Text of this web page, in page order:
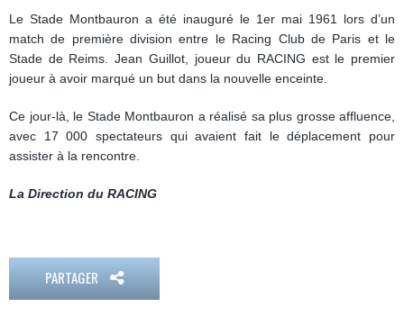
Le Stade Montbauron a été inauguré le 1er mai 1961 lors d’un
match de première division entre le Racing Club de Paris et le
Stade de Reims. Jean Guillot, joueur du RACING est le premier
joueur à avoir marqué un but dans la nouvelle enceinte.
Ce jour-là, le Stade Montbauron a réalisé sa plus grosse affluence,
avec 17 000 spectateurs qui avaient fait le déplacement pour
assister à la rencontre.
La Direction du RACING
PARTAGER